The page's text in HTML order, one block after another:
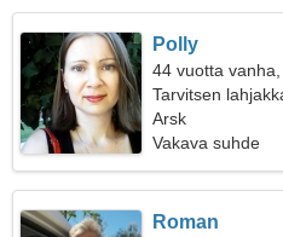
Polly
44 vuotta
Tarvitsen
yhdessä
Arsk
Vakava suhde
Roman